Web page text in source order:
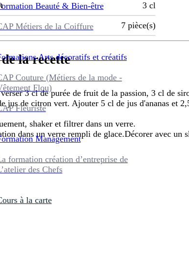
Beauté & Bien-être
Métiers de la Coiffure
Arts décoratifs et créatifs
Couture (Métiers de la mode -
Flou)
Fleuriste
Management
formation création d’entreprise de
des Chefs
à la carte
3 cl
7 pièce(s)
la recette
3 cl de purée de fruit de la passion, 3 cl de
jus de citron vert. Ajouter 5 cl de jus d'ananas et
shaker et filtrer dans un verre.
dans un verre rempli de glace.Décorer avec un